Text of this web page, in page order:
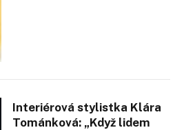
Interiérová stylistka Klára
Tománková: „Když lidem